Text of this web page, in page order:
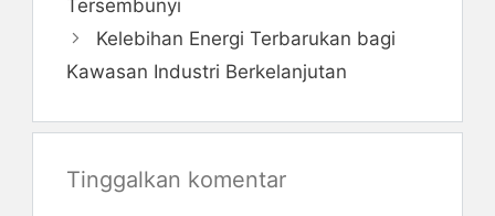
Tersembunyi
Kelebihan Energi Terbarukan bagi
Kawasan Industri Berkelanjutan
Tinggalkan komentar